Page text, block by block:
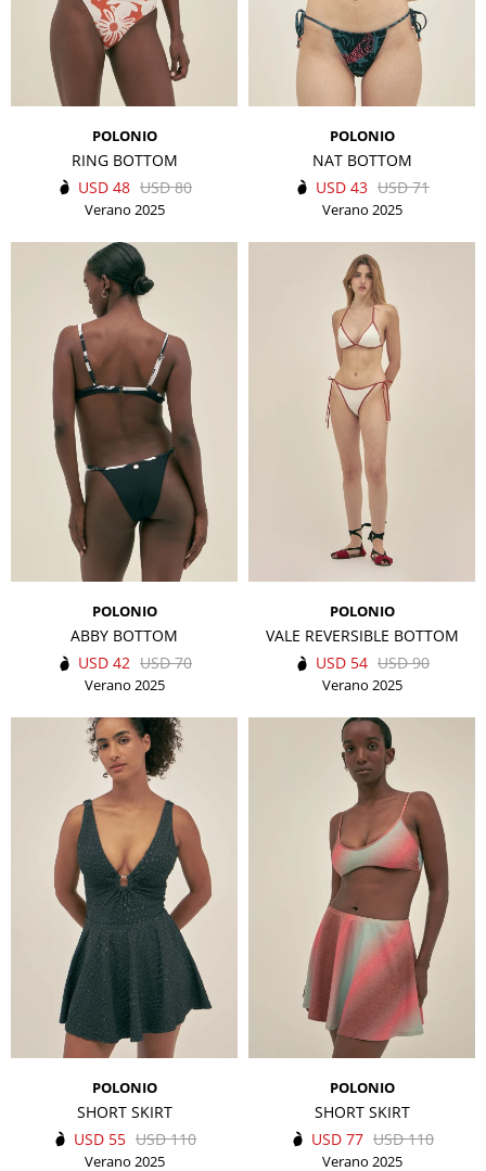
POLONIO
RING BOTTOM
USD 48 USD 80
Verano 2025
POLONIO
NAT BOTTOM
USD 43 USD 71
Verano 2025
POLONIO
ABBY BOTTOM
USD 42 USD 70
Verano 2025
POLONIO
VALE REVERSIBLE BOTTOM
USD 54 USD 90
Verano 2025
POLONIO
SHORT SKIRT
USD 55 USD 110
Verano 2025
POLONIO
SHORT SKIRT
USD 77 USD 110
Verano 2025